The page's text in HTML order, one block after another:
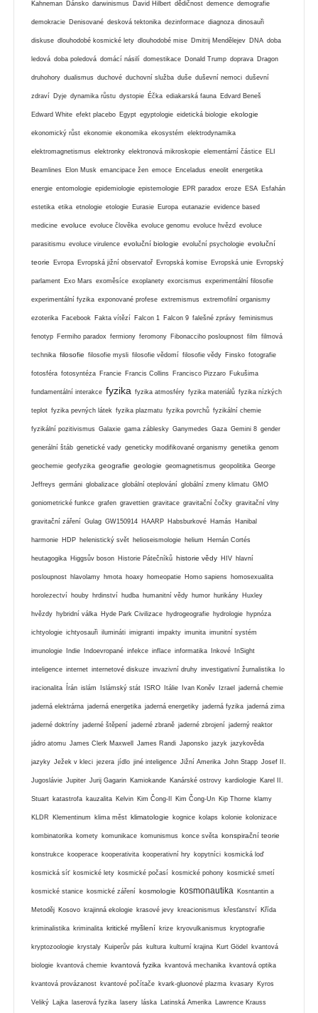
Kahneman Dánsko darwinismus David Hilbert dědičnost demence demografie
demokracie Denisované desková tektonika dezinformace diagnoza dinosauři
diskuse dlouhodobé kosmické lety dlouhodobé mise Dmitrij Mendělejev DNA doba
ledová doba poledová domácí násilí domestikace Donald Trump doprava Dragon
druhohory dualismus duchové duchovní služba duše duševní nemoci duševní
zdraví Dyje dynamika růstu dystopie Éčka ediakarská fauna Edvard Beneš
Edward White efekt placebo Egypt egyptologie eidetická biologie ekologie
ekonomický růst ekonomie ekonomika ekosystém elektrodynamika
elektromagnetismus elektronky elektronová mikroskopie elementární částice ELI
Beamlines Elon Musk emancipace žen emoce Enceladus eneolit energetika
energie entomologie epidemiologie epistemologie EPR paradox eroze ESA Esfahán
estetika etika etnologie etologie Eurasie Europa eutanazie evidence based
medicine evoluce evoluce člověka evoluce genomu evoluce hvězd evoluce
parasitismu evoluce virulence evoluční biologie evoluční psychologie evoluční
teorie Evropa Evropská jižní observatoř Evropská komise Evropská unie Evropský
parlament Exo Mars exoměsíce exoplanety exorcismus experimentální filosofie
experimentální fyzika exponované profese extremismus extremofilní organismy
ezoterika Facebook Fakta vítězí Falcon 1 Falcon 9 falešné zprávy feminismus
fenotyp Fermiho paradox fermiony feromony Fibonacciho posloupnost film filmová
technika filosofie filosofie mysli filosofie vědomí filosofie vědy Finsko fotografie
fotosféra fotosyntéza Francie Francis Collins Francisco Pizzaro Fukušima
fundamentální interakce fyzika fyzika atmosféry fyzika materiálů fyzika nízkých
teplot fyzika pevných látek fyzika plazmatu fyzika povrchů fyzikální chemie
fyzikální pozitivismus Galaxie gama záblesky Ganymedes Gaza Gemini 8 gender
generální štáb genetické vady geneticky modifikované organismy genetika genom
geochemie geofyzika geografie geologie geomagnetismus geopolitika George
Jeffreys germáni globalizace globální oteplování globální zmeny klimatu GMO
goniometrické funkce grafen gravettien gravitace gravitační čočky gravitační vlny
gravitační záření Gulag GW150914 HAARP Habsburkové Hamás Hanibal
harmonie HDP helenistický svět helioseismologie helium Hernán Cortés
heutagogika Higgsův boson Historie Pátečníků historie vědy HIV hlavní
posloupnost hlavolamy hmota hoaxy homeopatie Homo sapiens homosexualita
horolezectví houby hrdinství hudba humanitní vědy humor hurikány Huxley
hvězdy hybridní válka Hyde Park Civilizace hydrogeografie hydrologie hypnóza
ichtyologie ichtyosauři ilumináti imigranti impakty imunita imunitní systém
imunologie Indie Indoevropané infekce inflace informatika Inkové InSight
inteligence internet internetové diskuze invazivní druhy investigativní žurnalistika Io
iracionalita Írán islám Islámský stát ISRO Itálie Ivan Koněv Izrael jaderná chemie
jaderná elektrárna jaderná energetika jaderná energetiky jaderná fyzika jaderná zima
jaderné doktríny jaderné štěpení jaderné zbraně jaderné zbrojení jaderný reaktor
jádro atomu James Clerk Maxwell James Randi Japonsko jazyk jazykověda
jazyky Ježek v kleci jezera jídlo jiné inteligence Jižní Amerika John Stapp Josef II.
Jugoslávie Jupiter Jurij Gagarin Kamiokande Kanárské ostrovy kardiologie Karel II.
Stuart katastrofa kauzalita Kelvin Kim Čong-Il Kim Čong-Un Kip Thorne klamy
KLDR Klementinum klima měst klimatologie kognice kolaps kolonie kolonizace
kombinatorika komety komunikace komunismus konce světa konspirační teorie
konstrukce kooperace kooperativita kooperativní hry kopytníci kosmická loď
kosmická síť kosmické lety kosmické počasí kosmické pohony kosmické smetí
kosmické stanice kosmické záření kosmologie kosmonautika Kosntantin a
Metoděj Kosovo krajinná ekologie krasové jevy kreacionismus křesťanství Křída
kriminalistika kriminalita kritické myšlení krize kryovulkanismus kryptografie
kryptozoologie krystaly Kuiperův pás kultura kulturní krajina Kurt Gödel kvantová
biologie kvantová chemie kvantová fyzika kvantová mechanika kvantová optika
kvantová provázanost kvantové počítače kvark-gluonové plazma kvasary Kyros
Veliký Lajka laserová fyzika lasery láska Latinská Amerika Lawrence Krauss